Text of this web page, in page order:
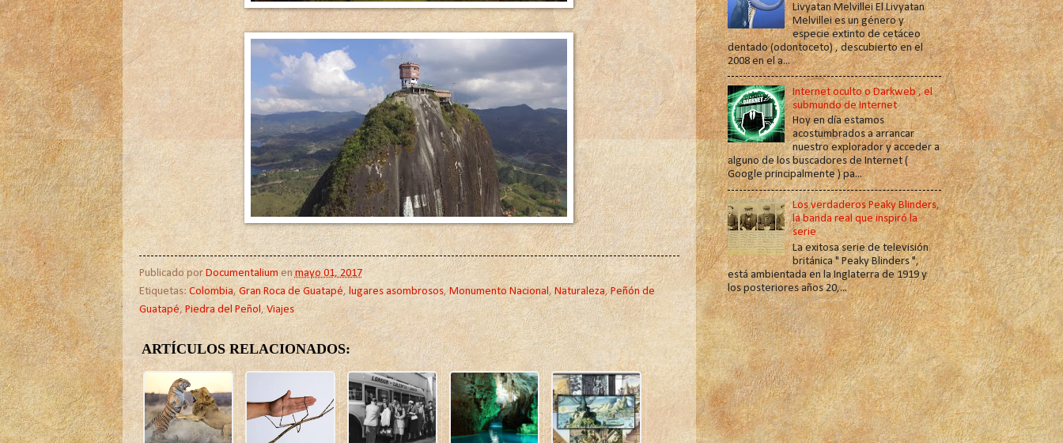
Publicado porDocumentalium enmayo 01, 2017
Etiquetas: Colombia,Gran Roca de Guatapé, lugares asombrosos,Monumento Nacional,Naturaleza,Peñón de
Guatapé, Piedra del Peñol,Viajes
ARTÍCULOS RELACIONADOS:
Livyatan Melvillei El Livyatan
Melvillei es un género y
especie extinto de cetáceo
dentado (odontoceto) , descubierto en el
2008 en el a...
Internet oculto o Darkweb , el
submundo de Internet
Hoy en día estamos
acostumbrados a arrancar
nuestro explorador y acceder a
alguno de los buscadores de Internet (
Google principalmente ) pa...
Los verdaderos Peaky Blinders,
la banda real que inspiró la
serie
La exitosa serie de televisión
británica " Peaky Blinders ",
está ambientada en la Inglaterra de 1919 y
los posteriores años 20,...